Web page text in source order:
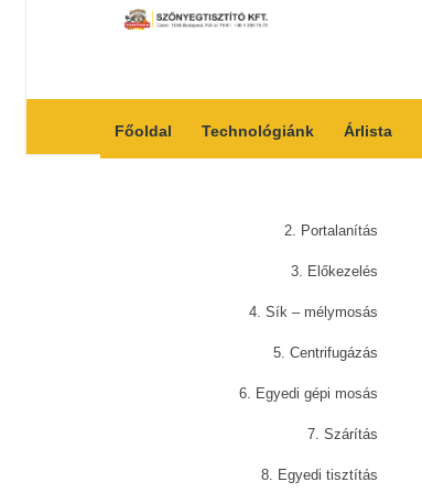
Főoldal Technológiánk Árlista
2. Portalanítás
3. Előkezelés
4. Sík – mélymosás
5. Centrifugázás
6. Egyedi gépi mosás
7. Szárítás
8. Egyedi tisztítás